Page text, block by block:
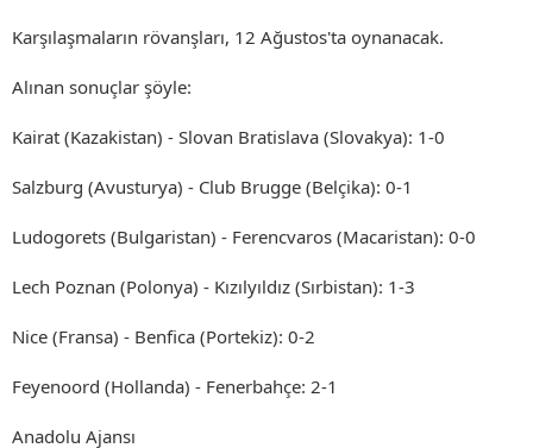
Karşılaşmaların rövanşları, 12 Ağustos'ta oynanacak.
Alınan sonuçlar şöyle:
Kairat (Kazakistan) - Slovan Bratislava (Slovakya): 1-0
Salzburg (Avusturya) - Club Brugge (Belçika): 0-1
Ludogorets (Bulgaristan) - Ferencvaros (Macaristan): 0-0
Lech Poznan (Polonya) - Kızılyıldız (Sırbistan): 1-3
Nice (Fransa) - Benfica (Portekiz): 0-2
Feyenoord (Hollanda) - Fenerbahçe: 2-1
Anadolu Ajansı